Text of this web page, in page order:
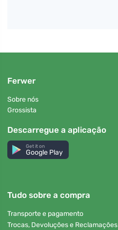
Ferwer
Sobre nós
Grossista
Descarregue a aplicação
Get it on
Google Play
Tudo sobre a compra
Transporte e pagamento
Trocas, Devoluções e Reclamações